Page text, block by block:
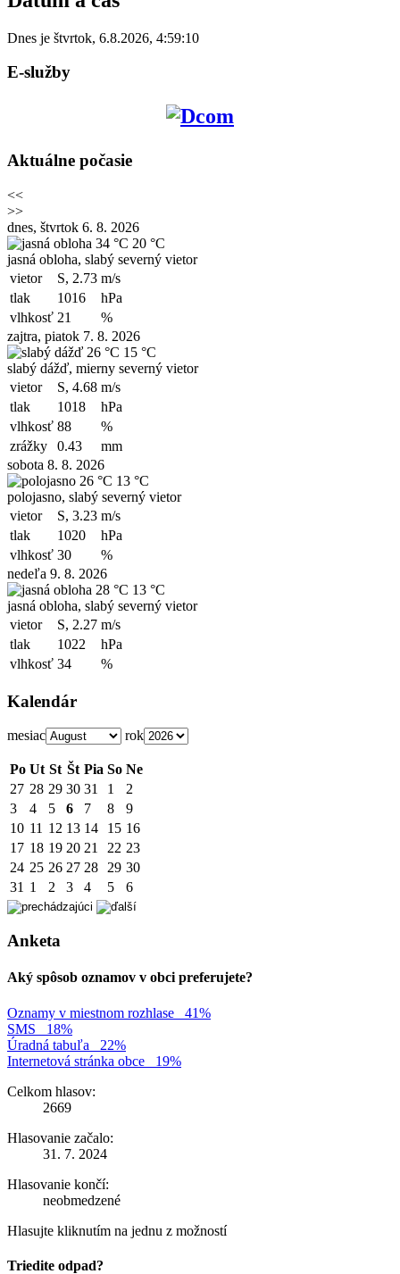
Dnes je štvrtok, 6.8.2026, 4:59:10
E-služby
Aktuálne počasie
<<
>>
dnes, štvrtok 6. 8. 2026
34 °C 20 °C
jasná obloha, slabý severný vietor
vietor
S, 2.73 m/s
tlak
1016
hPa
vlhkosť 21
%
zajtra, piatok 7. 8. 2026
26 °C 15 °C
slabý dážď, mierny severný vietor
vietor
S, 4.68 m/s
tlak
1018
hPa
vlhkosť 88
%
zrážky
0.43
mm
sobota 8. 8. 2026
26 °C 13 °C
polojasno, slabý severný vietor
vietor
S, 3.23 m/s
tlak
1020
hPa
vlhkosť 30
%
nedeľa 9. 8. 2026
28 °C 13 °C
jasná obloha, slabý severný vietor
vietor
S, 2.27 m/s
tlak
1022
hPa
vlhkosť 34 %
Kalendár
mesiac rok
Po Ut St Št Pia So Ne
27 28 29 30 31 1
2
3
4 5 6 7 8
9
10 11 12 13 14 15 16
17 18 19 20 21 22 23
24 25 26 27 28 29 30
31 1 2 3 4 5 6
Anketa
Aký spôsob oznamov v obci preferujete?
Oznamy v miestnom rozhlase
41%
SMS
18%
Úradná tabuľa
22%
Internetová stránka obce
19%
Celkom hlasov:
2669
Hlasovanie začalo:
31. 7. 2024
Hlasovanie končí:
neobmedzené
Hlasujte kliknutím na jednu z možností
Triedite odpad?